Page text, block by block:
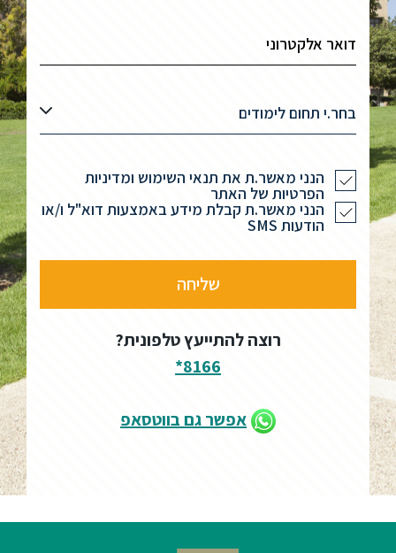
בחר.י תחום לימודים
הנני מאשר.ת את תנאי השימוש ומדיניות
הפרטיות של האתר
הנני מאשר.ת קבלת מידע באמצעות דוא"ל ו/או
הודעות SMS
רוצה להתייעץ טלפונית?
8166*
אפשר גם בווטסאפ